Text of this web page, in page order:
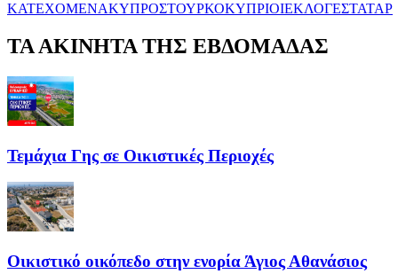
ΚΑΤΕΧΟΜΕΝΑΚΥΠΡΟΣΤΟΥΡΚΟΚΥΠΡΙΟΙΕΚΛΟΓΕΣΤΑΤΑΡ
ΤΑ ΑΚΙΝΗΤΑ ΤΗΣ ΕΒΔΟΜΑΔΑΣ
Τεμάχια Γης σε Οικιστικές Περιοχές
Οικιστικό οικόπεδο στην ενορία Άγιος Αθανάσιος